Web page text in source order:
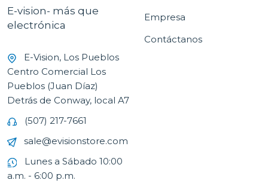
E-vision- más que
electrónica
E-Vision, Los Pueblos
Centro Comercial Los
Pueblos (Juan Díaz)
Detrás de Conway, local A7
(507) 217-7661
sale@evisionstore.com
Lunes a Sábado 10:00
a.m. - 6:00 p.m.
Empresa
Contáctanos